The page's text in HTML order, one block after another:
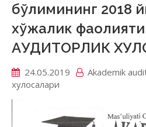
бўлимининг 2018
хўжалик
АУДИТОРЛИК
24.05.2019 Akademik
хулосалари